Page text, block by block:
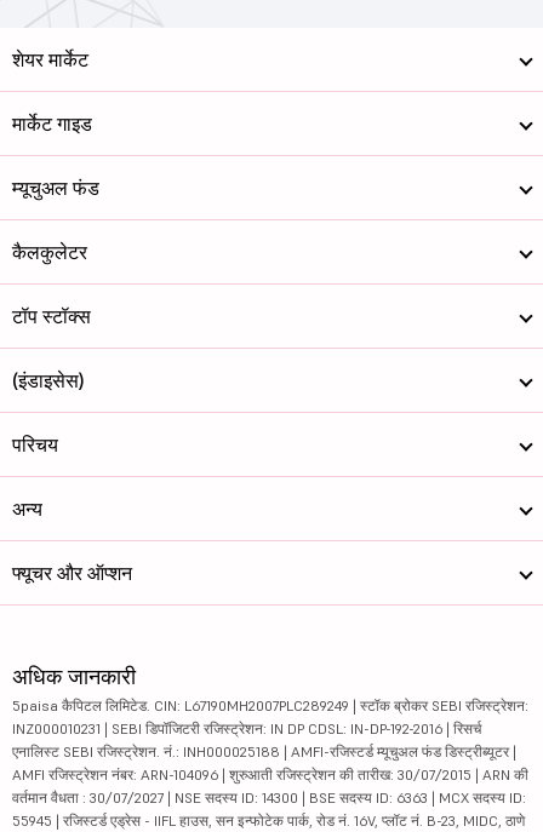
शेयर मार्केट
मार्केट गाइड
म्यूचुअल फंड
कैलकुलेटर
टॉप स्टॉक्स
(इंडाइसेस)
परिचय
अन्य
फ्यूचर और ऑप्शन
अधिक जानकारी
5paisa कैपिटल लिमिटेड. CIN: L67190MH2007PLC289249 | स्टॉक ब्रोकर SEBI रजिस्ट्रेशन:
INZ000010231 | SEBI डिपॉजिटरी रजिस्ट्रेशन: IN DP CDSL: IN-DP-192-2016 | रिसर्च
एनालिस्ट SEBI रजिस्ट्रेशन. नं.: INH000025188 | AMFI-रजिस्टर्ड म्यूचुअल फंड डिस्ट्रीब्यूटर |
AMFI रजिस्ट्रेशन नंबर: ARN-104096 | शुरुआती रजिस्ट्रेशन की तारीख: 30/07/2015 | ARN की
वर्तमान वैधता : 30/07/2027 | NSE सदस्य ID: 14300 | BSE सदस्य ID: 6363 | MCX सदस्य ID:
55945 | रजिस्टर्ड एड्रेस - IIFL हाउस, सन इन्फोटेक पार्क, रोड नं. 16V, प्लॉट नं. B-23, MIDC, ठाणे